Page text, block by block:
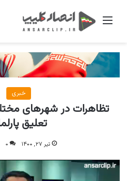
منو
خبری
تظاهرات در شهرهای
تعلیق
تیر ۲۷, ۱۴۰۰ ۰
نمایشگر
ویدیو